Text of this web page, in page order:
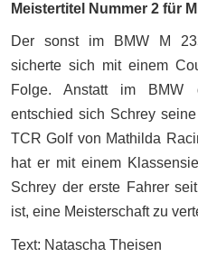
Meistertitel Nummer 2 für
Der sonst im BMW M
sicherte sich mit einem
Folge. Anstatt im BMW
entschied sich Schrey
TCR Golf von Mathilda
hat er mit einem
Schrey der erste Fahrer
ist, eine Meisterschaft zu
Text: Natascha Theisen